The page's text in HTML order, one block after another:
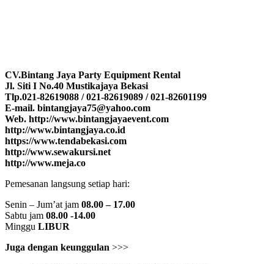
CV.Bintang Jaya Party Equipment Rental
Jl. Siti I No.40 Mustikajaya Bekasi
Tlp.021-82619088 / 021-82619089 / 021-82601199
E-mail. bintangjaya75@yahoo.com
Web. http://www.bintangjayaevent.com
http://www.bintangjaya.co.id
https://www.tendabekasi.com
http://www.sewakursi.net
http://www.meja.co
Pemesanan langsung setiap hari:
Senin – Jum’at jam 08.00 – 17.00
Sabtu jam 08.00 -14.00
Minggu LIBUR
Juga dengan keunggulan >>>